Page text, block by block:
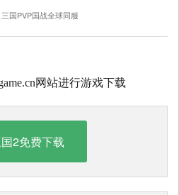
国PVP国战全球同服
网站进行游戏下载
2免费下载